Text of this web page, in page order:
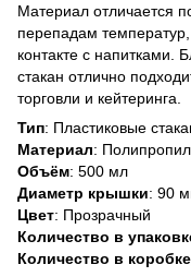
Материал отличается
перепадам
контакте с напитками.
стакан отлично
торговли и кейтеринга.
Тип: Пластиковые
Материал:
Объём: 500 мл
Диаметр крышки: 90
Цвет: Прозрачный
Количество в
Количество в коробке